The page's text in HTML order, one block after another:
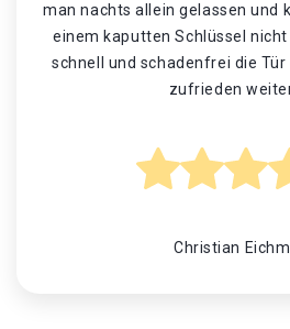
man nachts allein gelassen und
einem kaputten Schlüssel
schnell und schadenfrei die
zufrieden
Christian